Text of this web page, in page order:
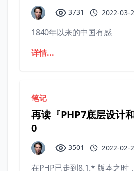
3731 2022-03-
1840年以来的中国有感
详情...
笔记
再读『PHP7底层设计
0
3501 2022-02-
在PHP已走到8.1.* 版本之时